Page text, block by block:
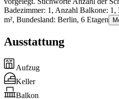
Badezimmer: 1, Anzahl Balkone: 1,
m², Bundesland: Berlin, 6 Etagen
Ausstattung
Aufzug
Keller
Balkon